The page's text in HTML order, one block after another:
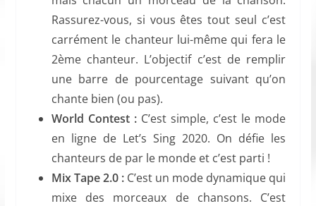
Rassurez-vous, si vous êtes tout seul c’est
carrément le chanteur lui-même qui fera le
2ème chanteur. L’objectif c’est de remplir
une barre de pourcentage suivant qu’on
chante bien (ou pas).
World Contest :C’est simple, c’est le mode
en ligne de Let’s Sing 2020. On défie les
chanteurs de par le monde et c’est parti !
Mix Tape 2.0 : C’est un mode dynamique qui
mixe des morceaux de chansons. C’est